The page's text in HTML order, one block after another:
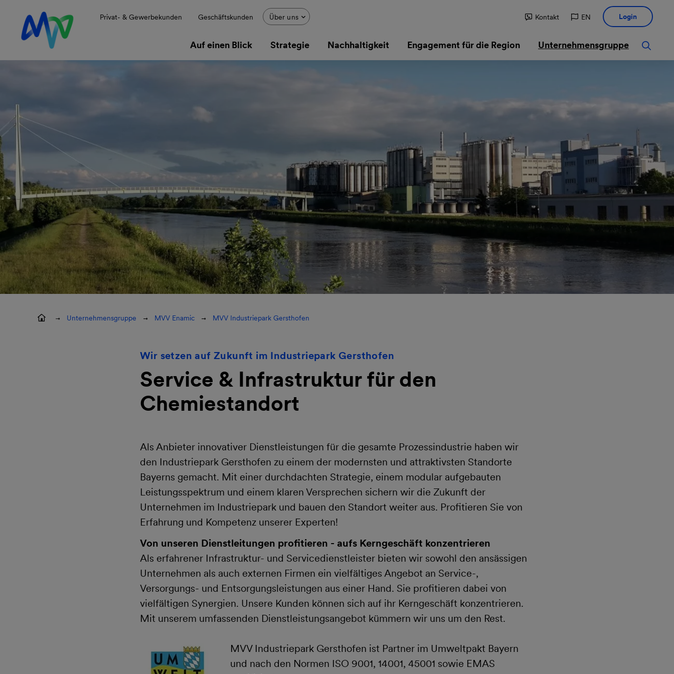
Zur Hauptnavigation springen
Zum Hauptinhalt springen
Zur Footernavigation springen
Privat- & Gewerbekunden Geschäftskunden Über uns Kontakt EN Login
Auf einen Blick Strategie Nachhaltigkeit Engagement für die Region Unternehmensgruppe
Unternehmensgruppe MVV Enamic MVV Industriepark Gersthofen
Wir setzen auf Zukunft im Industriepark Gersthofen
Service & Infrastruktur für den
Chemiestandort
Als Anbieter innovativer Dienstleistungen für die gesamte Prozessindustrie haben wir
den Industriepark Gersthofen zu einem der modernsten und attraktivsten Standorte
Bayerns gemacht. Mit einer durchdachten Strategie, einem modular aufgebauten
Leistungsspektrum und einem klaren Versprechen sichern wir die Zukunft der
Unternehmen im Industriepark und bauen den Standort weiter aus. Profitieren Sie von
Erfahrung und Kompetenz unserer Experten!
Von unseren Dienstleitungen profitieren - aufs Kerngeschäft konzentrieren
Als erfahrener Infrastruktur- und Servicedienstleister bieten wir sowohl den ansässigen
Unternehmen als auch externen Firmen ein vielfältiges Angebot an Service-,
Versorgungs- und Entsorgungsleistungen aus einer Hand. Sie profitieren dabei von
vielfältigen Synergien. Unsere Kunden können sich auf ihr Kerngeschäft konzentrieren.
Mit unserem umfassenden Dienstleistungsangebot kümmern wir uns um den Rest.
MVV Industriepark Gersthofen ist Partner im Umweltpakt Bayern
und nach den Normen ISO 9001, 14001, 45001 sowie EMAS